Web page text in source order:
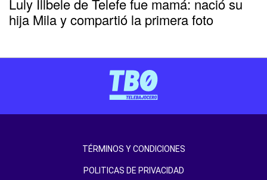
Luly Illbele de Telefe fue mamá: nació su
hija Mila y compartió la primera foto
TÉRMINOS Y CONDICIONES
POLITICAS DE PRIVACIDAD